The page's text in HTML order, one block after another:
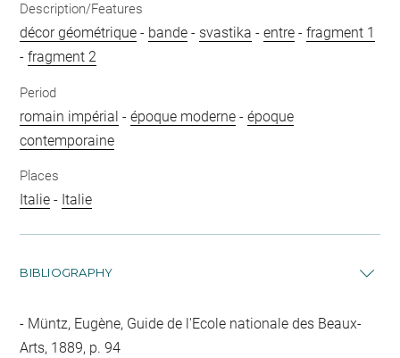
Description/Features
décor géométrique - bande - svastika -entre -fragment 1
-fragment 2
Period
romain impérial -époque moderne -époque
contemporaine
Places
Italie - Italie
BIBLIOGRAPHY
Müntz, Eugène, Guide de l'Ecole nationale des Beaux-
Arts, 1889, p. 94